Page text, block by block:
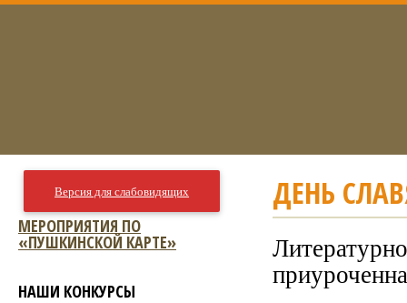
ДЕНЬ
Версия для слабовидящих
МЕРОПРИЯТИЯ ПО
«ПУШКИНСКОЙ КАРТЕ»
НАШИ КОНКУРСЫ